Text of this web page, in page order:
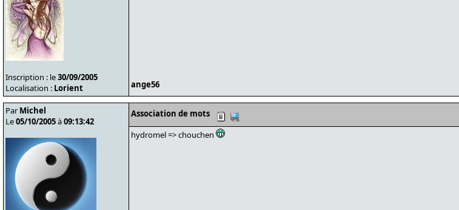
Inscription : le30/09/2005
Localisation : Lorient ange56
Par Michel
Le05/10/2005à09:13:42
Association de mots
hydromel => chouchen